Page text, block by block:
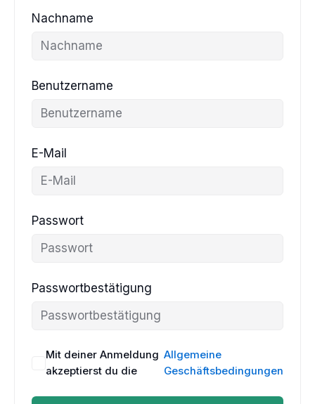
Nachname
Benutzername
E-Mail
Passwort
Passwortbestätigung
Mit deiner Anmeldung
akzeptierst du die
Allgemeine
Geschäftsbedingungen